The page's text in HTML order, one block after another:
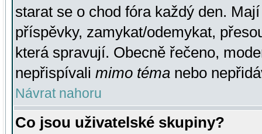
starat se o chod fóra každý den.
příspěvky, zamykat/odemykat,
která spravují. Obecně řečeno,
nepřispívali mimo téma nebo
Návrat nahoru
Co jsou uživatelské skupiny?